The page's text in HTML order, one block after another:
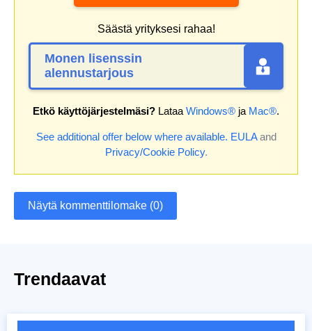
Säästä yrityksesi rahaa!
Monen lisenssin
alennustarjous
Etkö käyttöjärjestelmäsi? Lataa Windows® ja Mac®.
See additional offer below where available. EULAand
Privacy/Cookie Policy.
Näytä kommenttilomake (0)
Trendaavat